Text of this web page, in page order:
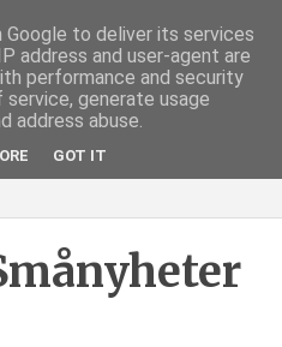
to deliver its services
address and user-agent are
performance and security
generate usage
address abuse.
GOT IT